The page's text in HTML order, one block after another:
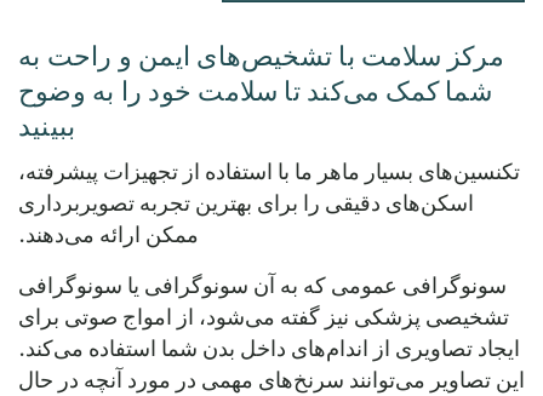
مرکز سلامت با تشخیص‌های ایمن و راحت به
شما کمک می‌کند تا سلامت خود را به وضوح
ببینید
تکنسین‌های بسیار ماهر ما با استفاده از تجهیزات پیشرفته،
اسکن‌های دقیقی را برای بهترین تجربه تصویربرداری
ممکن ارائه می‌دهند.
سونوگرافی عمومی که به آن سونوگرافی یا سونوگرافی
تشخیصی پزشکی نیز گفته می‌شود، از امواج صوتی برای
ایجاد تصاویری از اندام‌های داخل بدن شما استفاده می‌کند.
این تصاویر می‌توانند سرنخ‌های مهمی در مورد آنچه در حال